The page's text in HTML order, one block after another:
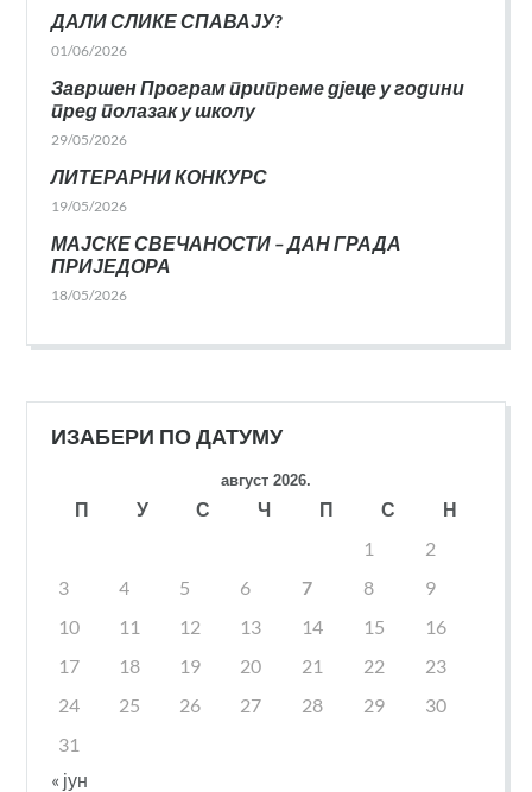
ДАЛИ СЛИКЕ СПАВАЈУ?
01/06/2026
Завршен Програм припреме дјеце у години
пред полазак у школу
29/05/2026
ЛИТЕРАРНИ КОНКУРС
19/05/2026
МАЈСКЕ СВЕЧАНОСТИ – ДАН ГРАДА
ПРИЈЕДОРА
18/05/2026
ИЗАБЕРИ ПО ДАТУМУ
август 2026.
П У С Ч П С
Н
1
2
3
4 5 6 7 8
9
10
11 12 13 14 15
16
17
18 19 20 21 22
23
24
25 26 27 28 29
30
31
« јун